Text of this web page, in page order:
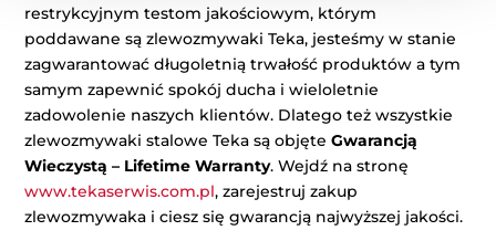
restrykcyjnym testom jakościowym, którym
poddawane są zlewozmywaki Teka, jesteśmy w stanie
zagwarantować długoletnią trwałość produktów a tym
samym zapewnić spokój ducha i wieloletnie
zadowolenie naszych klientów. Dlatego też wszystkie
zlewozmywaki stalowe Teka są objęteGwarancją
Wieczystą – Lifetime Warranty. Wejdź na stronę
www.tekaserwis.com.pl, zarejestruj zakup
zlewozmywaka i ciesz się gwarancją najwyższej jakości.